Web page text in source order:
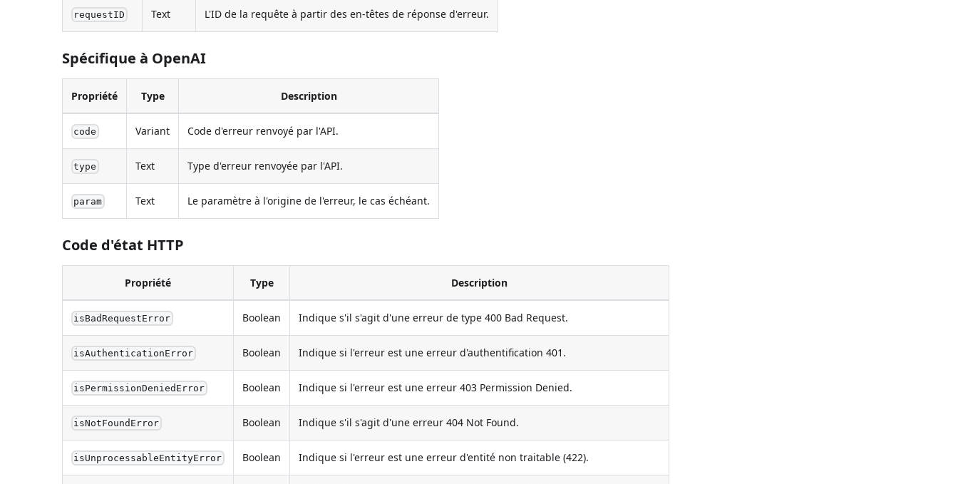
requestID Text L'ID de la requête à partir des en-têtes de réponse d'erreur.
Spécifique à OpenAI
Propriété Type Description
code Variant Code d'erreur renvoyé par l'API.
type Text Type d'erreur renvoyée par l'API.
param Text Le paramètre à l'origine de l'erreur, le cas échéant.
Code d'état HTTP
Propriété Type Description
isBadRequestError Boolean Indique s'il s'agit d'une erreur de type 400 Bad Request.
isAuthenticationError Boolean Indique si l'erreur est une erreur d'authentification 401.
isPermissionDeniedError Boolean Indique si l'erreur est une erreur 403 Permission Denied.
isNotFoundError Boolean Indique s'il s'agit d'une erreur 404 Not Found.
isUnprocessableEntityError Boolean Indique si l'erreur est une erreur d'entité non traitable (422).